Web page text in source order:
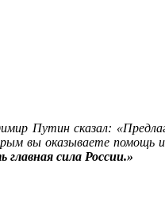
Путин сказал:
вы оказываете помощь и
главная сила России.»